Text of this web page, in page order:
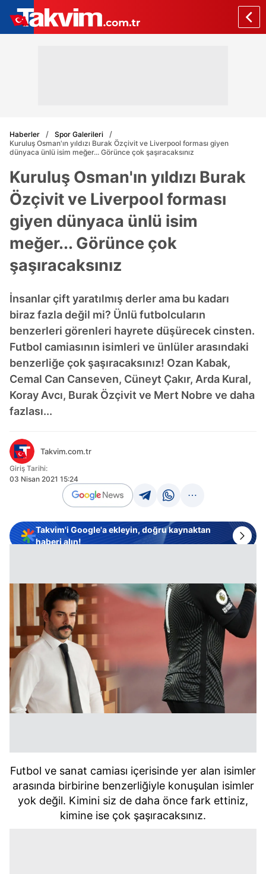
Haberler
Spor Galerileri
Kuruluş Osman'ın yıldızı Burak Özçivit ve Liverpool forması giyen
dünyaca ünlü isim meğer... Görünce çok şaşıracaksınız
Kuruluş Osman'ın yıldızı Burak
Özçivit ve Liverpool forması
giyen dünyaca ünlü isim
meğer... Görünce çok
şaşıracaksınız
İnsanlar çift yaratılmış derler ama bu kadarı
biraz fazla değil mi? Ünlü futbolcuların
benzerleri görenleri hayrete düşürecek cinsten.
Futbol camiasının isimleri ve ünlüler arasındaki
benzerliğe çok şaşıracaksınız! Ozan Kabak,
Cemal Can Canseven, Cüneyt Çakır, Arda Kural,
Koray Avcı, Burak Özçivit ve Mert Nobre ve daha
fazlası...
Takvim.com.tr
Giriş Tarihi:
03 Nisan 2021 15:24
Takvim'i Google'a ekleyin, doğru kaynaktan
haberi alın!
Futbol ve sanat camiası içerisinde yer alan isimler
arasında birbirine benzerliğiyle konuşulan isimler
yok değil. Kimini siz de daha önce fark ettiniz,
kimine ise çok şaşıracaksınız.